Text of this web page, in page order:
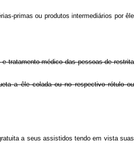
primas ou produtos intermediários por êle
tratamento médico das pessoas de restrita
a êle colada ou no respectivo rótulo ou
a seus assistidos tendo em vista suas